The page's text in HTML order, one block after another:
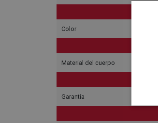
Color
Material del cuerpo
Garantía